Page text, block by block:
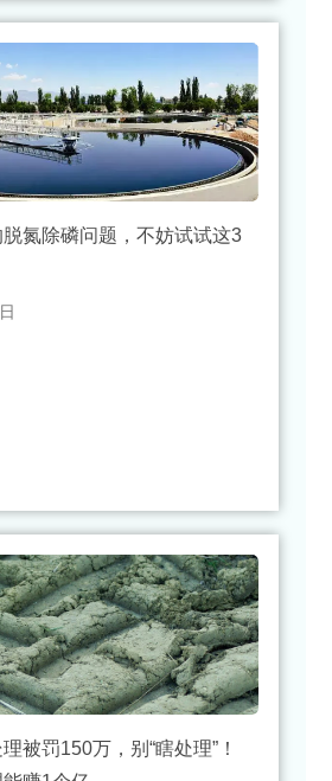
氮除磷问题，不妨试试这3
被罚150万，别“瞎处理”！